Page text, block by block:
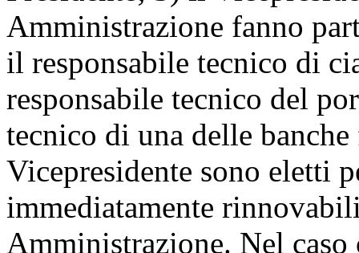
Amministrazione fanno
il responsabile tecnico di
responsabile tecnico del
tecnico di una delle
Vicepresidente sono eletti
immediatamente
Amministrazione. Nel caso